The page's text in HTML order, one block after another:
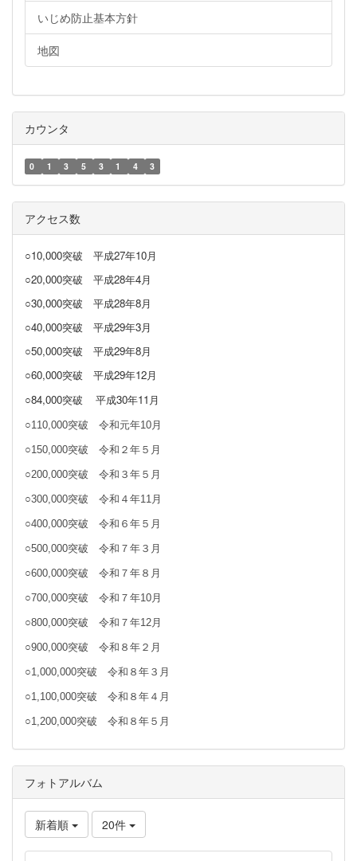
いじめ防止基本方針
地図
カウンタ
0 1 3 5 3 1 4 3
アクセス数
○10,000突破 平成27年10月
○20,000突破 平成28年4月
○30,000突破 平成28年8月
○40,000突破 平成29年3月
○50,000突破 平成29年8月
○60,000突破 平成29年12月
○84,000突破
平成30年11月
○110,000突破 令和元年10月
○150,000突破 令和２年５月
○200,000突破 令和３年５月
○300,000突破 令和４年11月
○400,000突破 令和６年５月
○500,000突破 令和７年３月
○600,000突破 令和７年８月
○700,000突破 令和７年10月
○800,000突破 令和７年12月
○900,000突破 令和８年２月
○1,000,000突破 令和８年３月
○1,100,000突破 令和８年４月
○1,200,000突破 令和８年５月
フォトアルバム
新着順 20件